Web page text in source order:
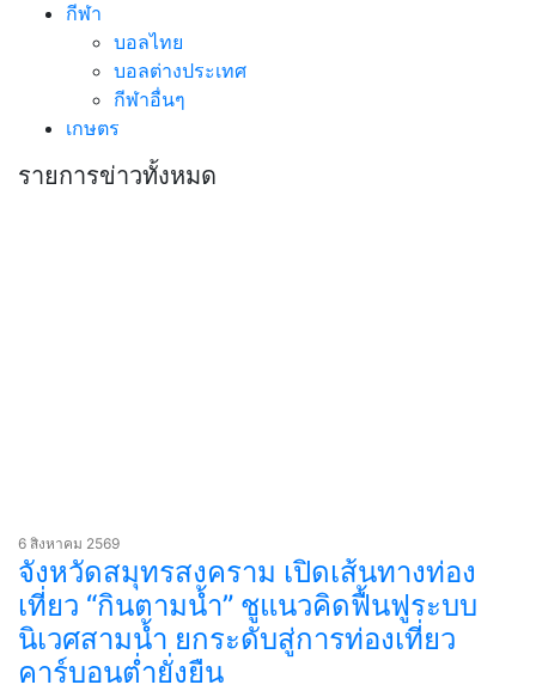
กีฬา
บอลไทย
บอลต่างประเทศ
กีฬาอื่นๆ
เกษตร
รายการข่าวทั้งหมด
6 สิงหาคม 2569
จังหวัดสมุทรสงคราม เปิดเส้นทางท่อง
เที่ยว “กินตามน้ำ” ชูแนวคิดฟื้นฟูระบบ
นิเวศสามน้ำ ยกระดับสู่การท่องเที่ยว
คาร์บอนต่ำยั่งยืน